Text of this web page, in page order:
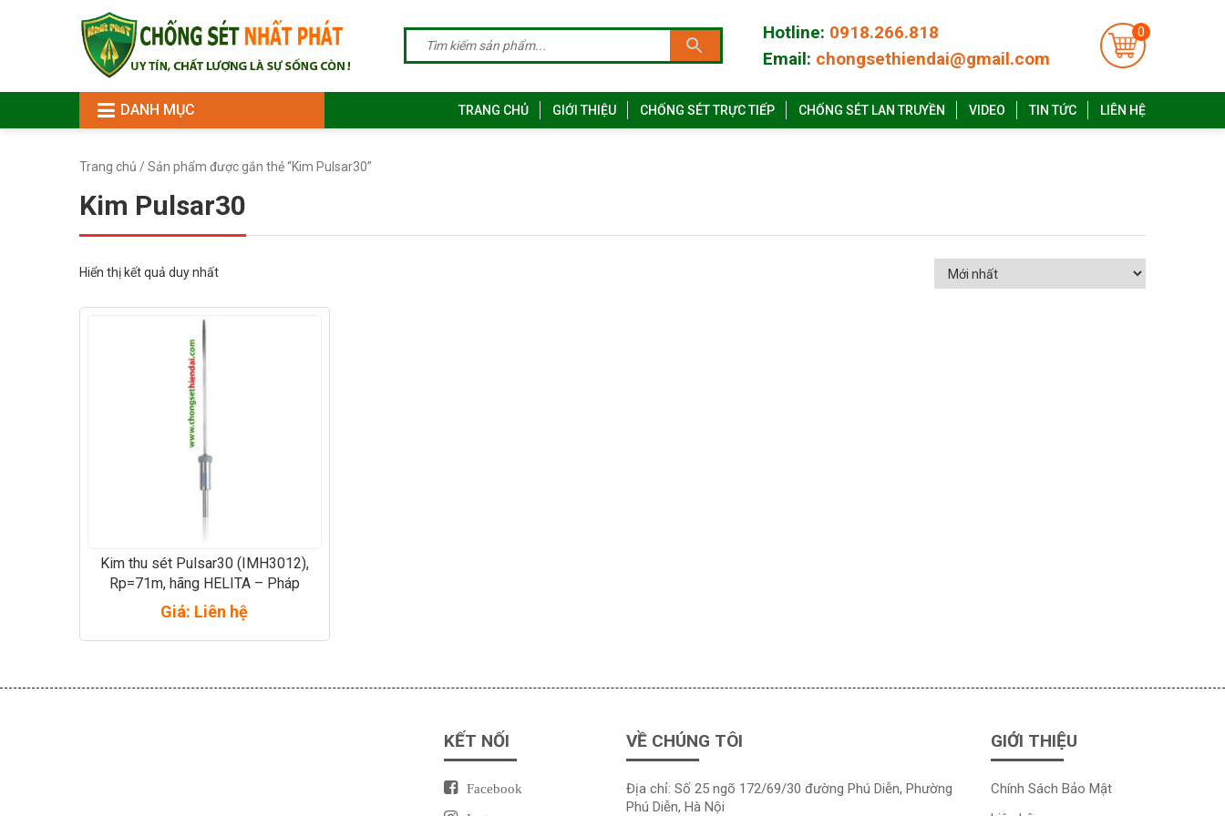
0
Hotline: 0918.266.818
Email: chongsethiendai@gmail.com
DANH MỤC TRANG CHỦ GIỚI THIỆU CHỐNG SÉT TRỰC TIẾP CHỐNG SÉT LAN TRUYỀN VIDEO TIN TỨC LIÊN HỆ
Trang chủ / Sản phẩm được gắn thẻ “Kim Pulsar30”
Kim Pulsar30
Hiển thị kết quả duy nhất
Kim thu sét Pulsar30 (IMH3012),
Rp=71m, hãng HELITA – Pháp
Giá: Liên hệ
KẾT NỐI
Facebook
VỀ CHÚNG TÔI
Địa chỉ: Số 25 ngõ 172/69/30 đường Phú Diễn, Phường
Phú Diễn, Hà Nội
GIỚI THIỆU
Chính Sách Bảo Mật